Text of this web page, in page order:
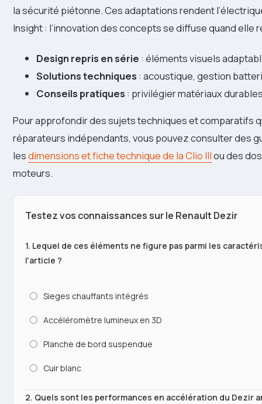
la sécurité piétonne. Ces adaptations rendent
Insight : l’innovation des concepts se diffuse quand elle
Design repris en série : éléments visuels
Solutions techniques : acoustique, gestion
Conseils pratiques : privilégier matériaux
Pour approfondir des sujets techniques et comparatifs
réparateurs indépendants, vous pouvez consulter des
lesdimensions et fiche technique de la Clio IIIou des
moteurs.
Testez vos connaissances sur le Renault Dezir
1. Lequel de ces éléments ne figure pas parmi les
l'article ?
Sieges chauffants intégrés
Accéléromètre lumineux en 3D
Planche de bord suspendue
Cuir blanc
2. Quels sont les performances en accélération du Dezir